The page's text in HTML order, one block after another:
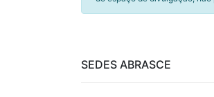
SEDES ABRASCE